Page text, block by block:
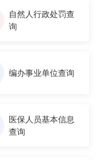
自然人行政处罚查
询
编办事业单位查询
医保人员基本信息
查询